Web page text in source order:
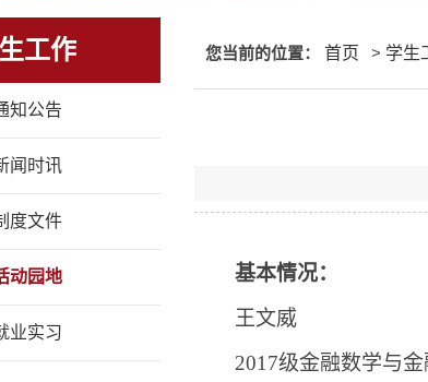
工作
知公告
闻时讯
度文件
动园地
业实习
您当前的位置： 首页 > 学生
基本情况：
王文威
2017级金融数学与